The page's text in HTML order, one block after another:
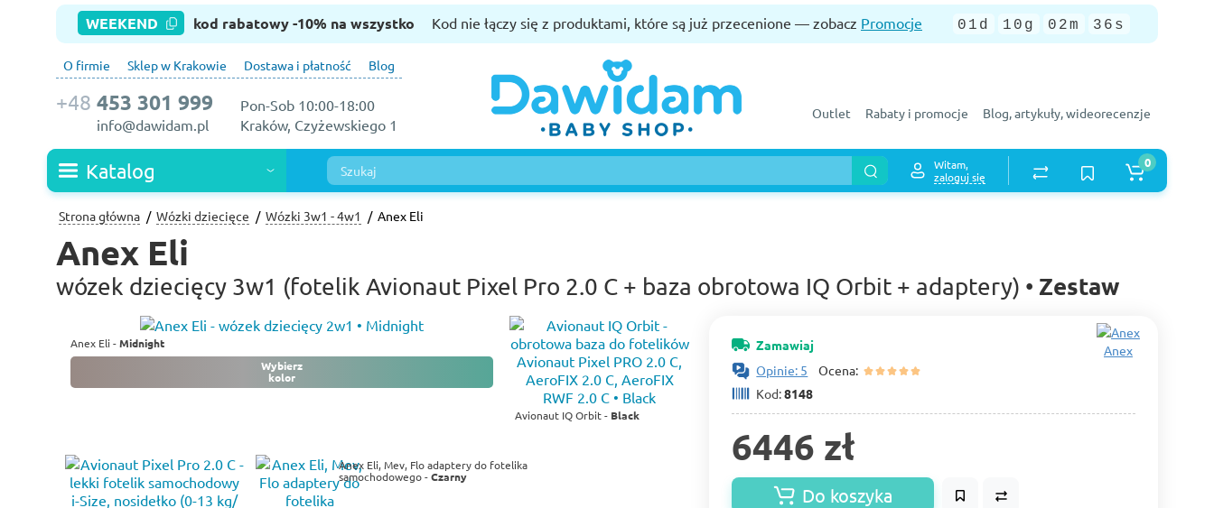
WEEKEND kod rabatowy -10% na wszystko Kod nie łączy się z produktami, które są już przecenione — zobacz Promocje 01d 10g 02m 35s
O firmie Sklep w Krakowie Dostawa i płatność Blog
Pon-Sob 10:00-18:00
Kraków, Czyżewskiego 1
+48 453 301 999
info@dawidam.pl
Outlet Rabaty i promocje Blog, artykuły, wideorecenzje
Katalog
Witam,
zaloguj się
0
Strona główna Wózki dziecięce Wózki 3w1 - 4w1 Anex Eli
Anex Eli
wózek dziecięcy 3w1 (fotelik Avionaut Pixel Pro 2.0 C + baza obrotowa IQ Orbit + adaptery) • Zestaw
Anex Eli -Midnight
Wybierz
kolor
Avionaut IQ Orbit - Black
Anex Eli, Mev, Flo adaptery do fotelika
samochodowego -Czarny
Zamawiaj
Opinie: 5 Ocena:
Kod:8148
Anex
6446 zł
Do koszyka